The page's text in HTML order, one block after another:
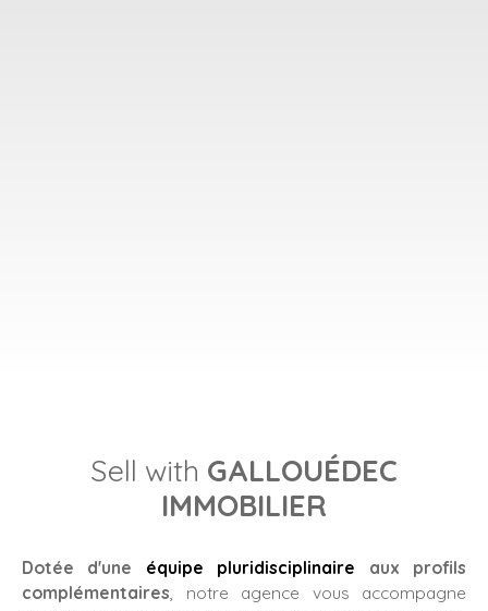
Sell with GALLOUÉDEC
IMMOBILIER
Dotée d'une équipe pluridisciplinaire aux profils
complémentaires, notre agence vous accompagne